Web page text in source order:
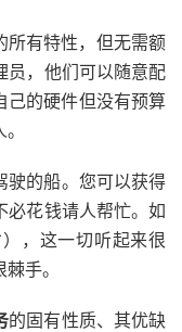
所有特性，但无需额
员，他们可以随意配
己的硬件但没有预算
驶的船。您可以获得
必花钱请人帮忙。如
，这一切听起来很
手。
的固有性质、其优缺